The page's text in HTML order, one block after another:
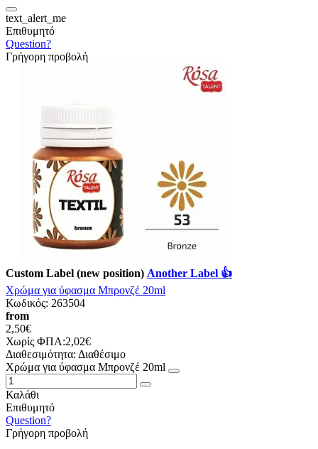
text_alert_me
Επιθυμητό
Question?
Γρήγορη προβολή
Custom Label (new position) Another Label 👍
Χρώμα για ύφασμα Μπρονζέ 20ml
Κωδικός: 263504
from
2,50€
Χωρίς ΦΠΑ:2,02€
Διαθεσιμότητα: Διαθέσιμο
Χρώμα για ύφασμα Μπρονζέ 20ml
Καλάθι
Επιθυμητό
Question?
Γρήγορη προβολή